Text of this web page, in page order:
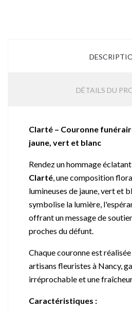
DÉTAILS DU
Clarté – Couronne
jaune, vert et blanc
Rendez un hommage
Clarté, une composition
lumineuses de jaune, vert et
symbolise la lumière,
offrant un message de
proches du défunt.
Chaque couronne est
artisans fleuristes à Nancy,
irréprochable et une
Caractéristiques :